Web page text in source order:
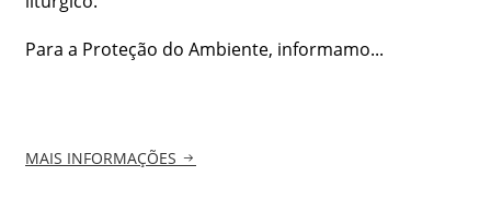
Para a Proteção do Ambiente, informamo...
MAIS INFORMAÇÕES